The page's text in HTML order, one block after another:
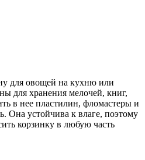
для овощей на кухню или
для хранения мелочей, книг,
в нее пластилин, фломастеры и
Она устойчива к влаге, поэтому
корзинку в любую часть